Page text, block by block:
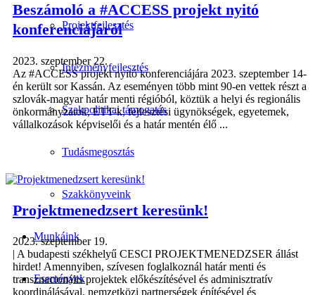
Projektfejlesztés
Intézményfejlesztés
Szakpolitikai támogatás
Tudásmegosztás
Szakkönyveink
Munkáink
Események
Beszámoló a #ACCESS projekt nyitó
konferenciájáról
2023. szeptember 22.
Az #ACCESS projekt nyitó konferenciájára 2023. szeptember 14-
én került sor Kassán. Az eseményen több mint 90-en vettek részt a
szlovák-magyar határ menti régióból, köztük a helyi és regionális
önkormányzatok, ETT-k, fejlesztési ügynökségek, egyetemek,
vállalkozások képviselői és a határ mentén élő ...
Projektmenedzsert keresünk!
2023. szeptember 19.
| A budapesti székhelyű CESCI PROJEKTMENEDZSER állást
hirdet! Amennyiben, szívesen foglalkoznál határ menti és
transznacionális projektek előkészítésével és adminisztratív
koordinálásával, nemzetközi partnerségek építésével és